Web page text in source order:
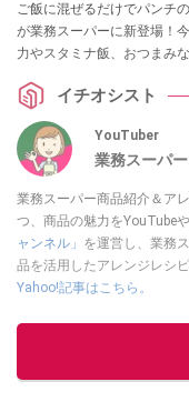
ご飯に混ぜるだけでパンチ
が業務スーパーに新登場！
力やスタミナ飯、おつまみ
イチオシスト
YouTuber
業務スーパ
業務スーパー商品紹介＆ア
つ、商品の魅力をYouTube
ャンネル」 を運営し、業務
品を活用したアレンジレシ
Yahoo!記事はこちら。